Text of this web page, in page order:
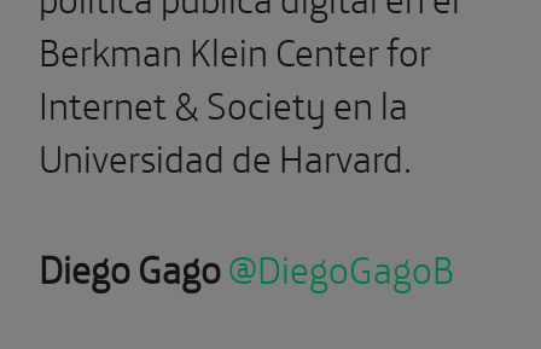
Berkman Klein Center for
Internet & Society en la
Universidad de Harvard.
Diego Gago@DiegoGagoB